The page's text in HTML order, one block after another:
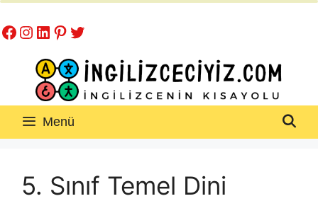
atla
Facebook
Instagram
LinkedIn
Pinterest
Twitter
Menü
5. Sınıf Temel Dini